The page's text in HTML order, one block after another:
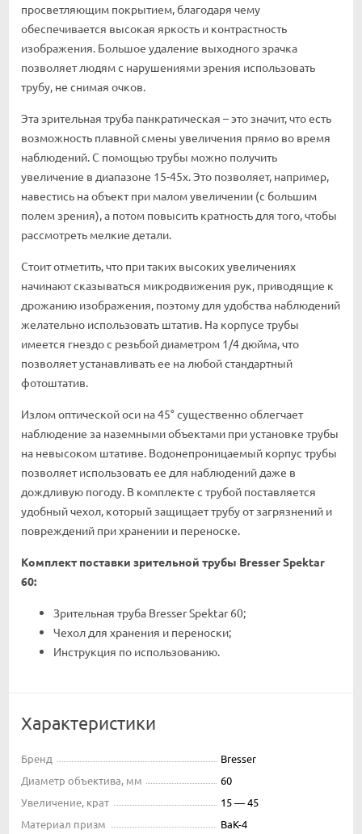
просветляющим покрытием, благодаря чему
обеспечивается высокая яркость и контрастность
изображения. Большое удаление выходного зрачка
позволяет людям с нарушениями зрения использовать
трубу, не снимая очков.
Эта зрительная труба панкратическая – это значит, что есть
возможность плавной смены увеличения прямо во время
наблюдений. С помощью трубы можно получить
увеличение в диапазоне 15-45х. Это позволяет, например,
навестись на объект при малом увеличении (с большим
полем зрения), а потом повысить кратность для того, чтобы
рассмотреть мелкие детали.
Стоит отметить, что при таких высоких увеличениях
начинают сказываться микродвижения рук, приводящие к
дрожанию изображения, поэтому для удобства наблюдений
желательно использовать штатив. На корпусе трубы
имеется гнездо с резьбой диаметром 1/4 дюйма, что
позволяет устанавливать ее на любой стандартный
фотоштатив.
Излом оптической оси на 45° существенно облегчает
наблюдение за наземными объектами при установке трубы
на невысоком штативе. Водонепроницаемый корпус трубы
позволяет использовать ее для наблюдений даже в
дождливую погоду. В комплекте с трубой поставляется
удобный чехол, который защищает трубу от загрязнений и
повреждений при хранении и переноске.
Комплект поставки зрительной трубы Bresser Spektar
60:
Зрительная труба Bresser Spektar 60;
Чехол для хранения и переноски;
Инструкция по использованию.
Характеристики
Бренд
Bresser
Диаметр объектива, мм
60
Увеличение, крат
15 — 45
Материал призм
BaK-4